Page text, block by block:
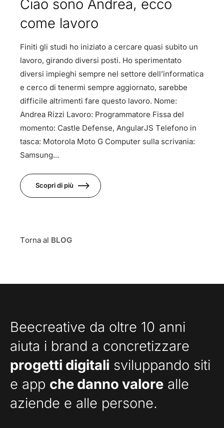
Ciao sono Andrea, ecco
come lavoro
Finiti gli studi ho iniziato a cercare quasi subito un
lavoro, girando diversi posti. Ho sperimentato
diversi impieghi sempre nel settore dell’informatica
e cerco di tenermi sempre aggiornato, sarebbe
difficile altrimenti fare questo lavoro. Nome:
Andrea Rizzi Lavoro: Programmatore Fissa del
momento: Castle Defense, AngularJS Telefono in
tasca: Motorola Moto G Computer sulla scrivania:
Samsung...
Scopri di più
Torna al BLOG
Beecreative da oltre 10 anni
aiuta i brand a concretizzare
progetti digitali sviluppando siti
e app che danno valore alle
aziende e alle persone.